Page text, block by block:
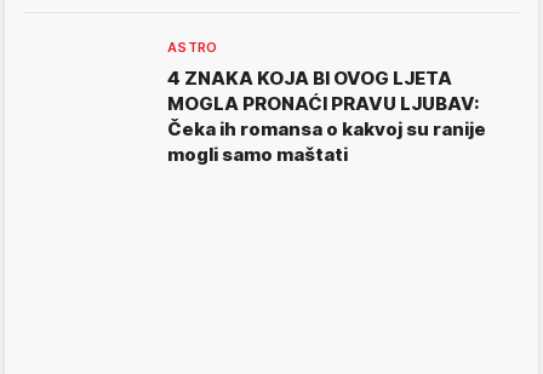
ASTRO
4 ZNAKA KOJA BI OVOG LJETA
MOGLA PRONAĆI PRAVU LJUBAV:
Čeka ih romansa o kakvoj su ranije
mogli samo maštati